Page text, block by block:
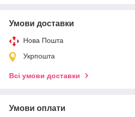
Умови доставки
Нова Пошта
Укрпошта
Всі умови доставки
Умови оплати